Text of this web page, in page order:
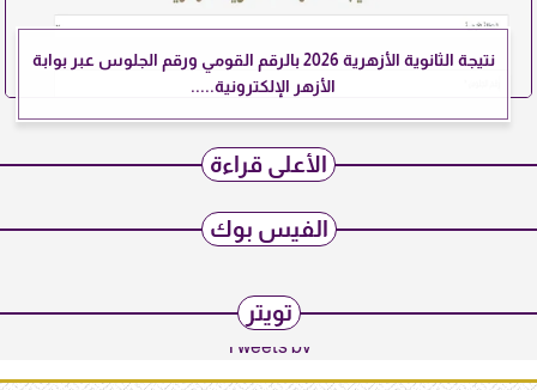
نتيجة الثانوية الأزهرية 2026 بالرقم القومي ورقم الجلوس عبر بوابة
الأزهر الإلكترونية.....
الأعلى قراءة
الفيس بوك
تويتر
Tweets by